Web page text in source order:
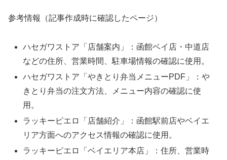
参考情報（記事作成時に確認したページ）
ハセガワストア「店舗案内」：函館ベイ店・中道店
などの住所、営業時間、駐車場情報の確認に使用。
ハセガワストア「やきとり弁当メニューPDF」：や
きとり弁当の注文方法、メニュー内容の確認に使
用。
ラッキーピエロ「店舗紹介」：函館駅前店やベイエ
リア方面へのアクセス情報の確認に使用。
ラッキーピエロ「ベイエリア本店」：住所、営業時